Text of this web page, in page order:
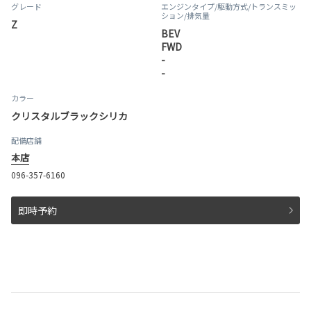
グレード
Z
エンジンタイプ/駆動方式/トランスミッ
ション/排気量
BEV
FWD
-
-
カラー
クリスタルブラックシリカ
配備店舗
本店
096-357-6160
即時予約